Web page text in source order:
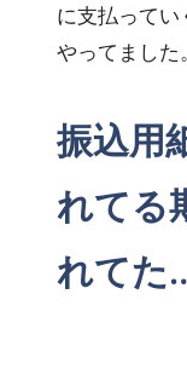
に支払って
やってまし
振込用
れてる
れてた